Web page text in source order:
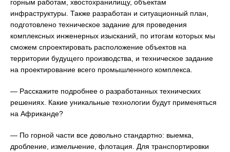
горным работам, хвостохранилищу, объектам
инфраструктуры. Также разработан и ситуационный план,
подготовлено техническое задание для проведения
комплексных инженерных изысканий, по итогам которых мы
сможем спроектировать расположение объектов на
территории будущего производства, и техническое задание
на проектирование всего промышленного комплекса.
— Расскажите подробнее о разработанных технических
решениях. Какие уникальные технологии будут применяться
на Африканде?
— По горной части все довольно стандартно: выемка,
дробление, измельчение, флотация. Для транспортировки